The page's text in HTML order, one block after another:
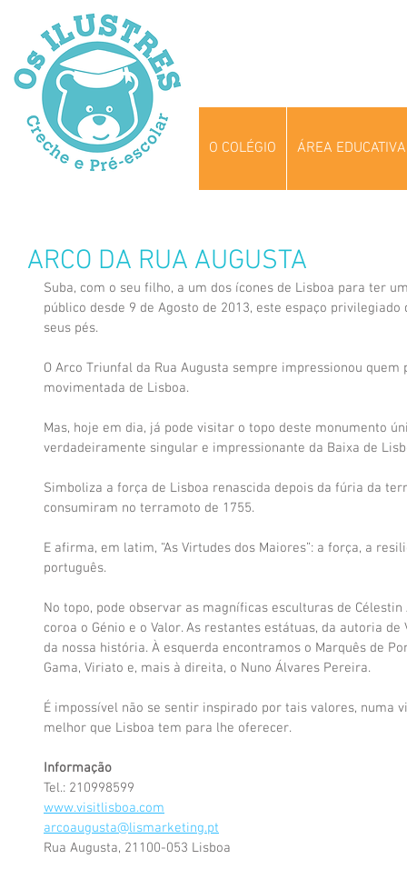
O COLÉGIO ÁREA EDUCATIVA
ARCO DA RUA AUGUSTA
Suba, com o seu filho, a um dos ícones de Lisboa para ter
público desde 9 de Agosto de 2013, este espaço
seus pés.
O Arco Triunfal da Rua Augusta sempre impressionou
movimentada de Lisboa.
Mas, hoje em dia, já pode visitar o topo deste monumento
verdadeiramente singular e impressionante da Baixa de
Simboliza a força de Lisboa renascida depois da fúria da
consumiram no terramoto de 1755.
E afirma, em latim, “As Virtudes dos Maiores”: a força, a
português.
No topo, pode observar as magníficas esculturas de
coroa o Génio e o Valor. As restantes estátuas, da autoria
da nossa história. À esquerda encontramos o Marquês de
Gama, Viriato e, mais à direita, o Nuno Álvares Pereira.
É impossível não se sentir inspirado por tais valores, numa
melhor que Lisboa tem para lhe oferecer.
Informação
Tel.: 210998599
www.visitlisboa.com
arcoaugusta@lismarketing.pt
Rua Augusta, 21100-053 Lisboa